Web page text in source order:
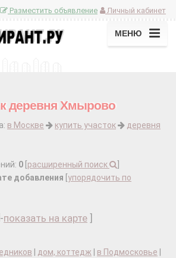
Личный кабинет
Разместить объявление
МЕНЮ
деревня Хмырово
в Москве купить участок
деревня
0 расширенный поиск
добавления упорядочить по
-показать на карте
дом, коттедж в Подмосковье